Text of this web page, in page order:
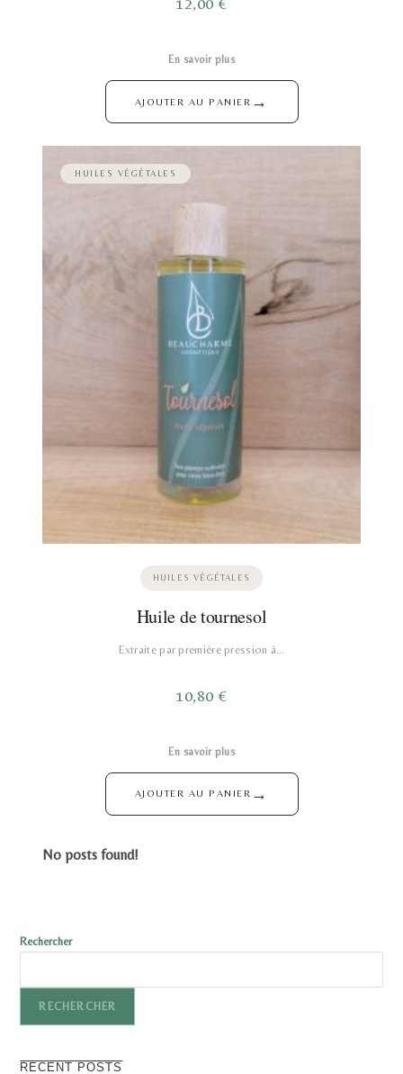
AJOUTER AU PANIER →
En savoir plus
HUILES VÉGÉTALES
HUILES VÉGÉTALES
Huile de tournesol
Extraite par première pression à…
10,80€
AJOUTER AU PANIER →
En savoir plus
No posts found!
Rechercher
RECHERCHER
RECENT POSTS